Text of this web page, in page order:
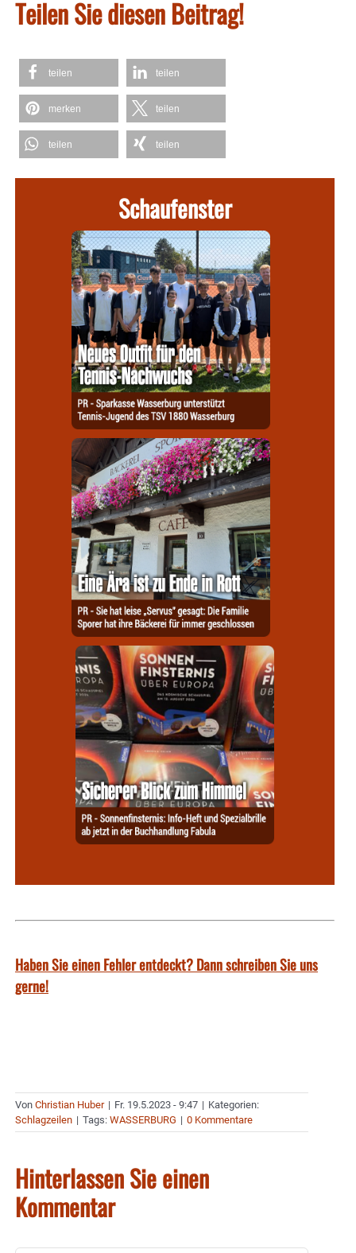
Teilen Sie diesen Beitrag!
teilen teilen
merken teilen
teilen teilen
Schaufenster
Haben Sie einen Fehler entdeckt? Dann schreiben Sie uns
gerne!
Von Christian Huber | Fr. 19.5.2023 - 9:47 | Kategorien:
Schlagzeilen | Tags: WASSERBURG | 0 Kommentare
Hinterlassen Sie einen
Kommentar